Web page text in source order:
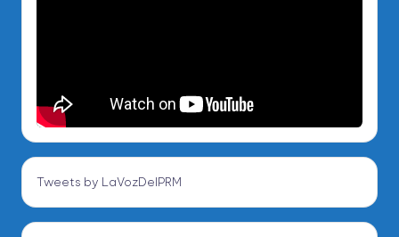
Tweets by LaVozDelPRM